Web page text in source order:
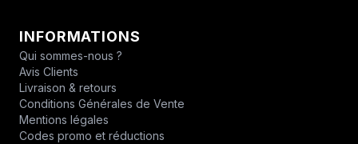
INFORMATIONS
Qui sommes-nous ?
Avis Clients
Livraison & retours
Conditions Générales de Vente
Mentions légales
Codes promo et réductions